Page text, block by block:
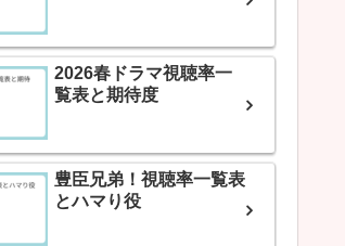
2026春ドラマ視聴率一
覧表と期待度
豊臣兄弟！視聴率一覧表
とハマり役